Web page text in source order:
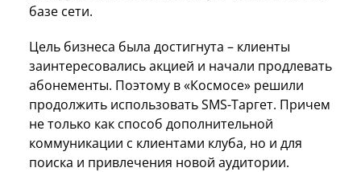
базе сети.
Цель бизнеса была достигнута – клиенты
заинтересовались акцией и начали продлевать
абонементы. Поэтому в «Космосе» решили
продолжить использовать SMS-Таргет. Причем
не только как способ дополнительной
коммуникации с клиентами клуба, но и для
поиска и привлечения новой аудитории.